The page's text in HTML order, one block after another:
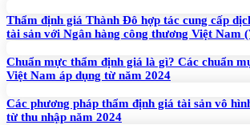
Thẩm định giá Thành Đô hợp tác cung cấp
tài sản với Ngân hàng công thương Việt Nam
Chuẩn mực thẩm định giá là gì? Các chuẩn
Việt Nam áp dụng từ năm 2024
Các phương pháp thẩm định giá tài sản vô
từ thu nhập năm 2024